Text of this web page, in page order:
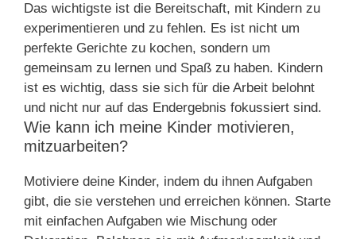
Das wichtigste ist die Bereitschaft, mit Kindern zu
experimentieren und zu fehlen. Es ist nicht um
perfekte Gerichte zu kochen, sondern um
gemeinsam zu lernen und Spaß zu haben. Kindern
ist es wichtig, dass sie sich für die Arbeit belohnt
und nicht nur auf das Endergebnis fokussiert sind.
Wie kann ich meine Kinder motivieren,
mitzuarbeiten?
Motiviere deine Kinder, indem du ihnen Aufgaben
gibt, die sie verstehen und erreichen können. Starte
mit einfachen Aufgaben wie Mischung oder